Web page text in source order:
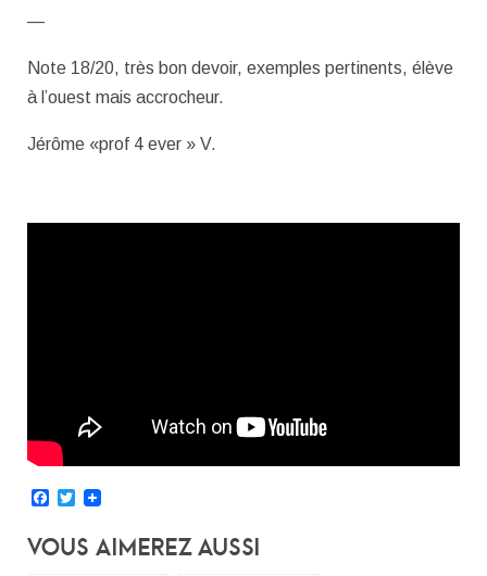
—
Note 18/20, très bon devoir, exemples pertinents, élève
à l’ouest mais accrocheur.
Jérôme «prof 4 ever » V.
Facebook
Twitter
Vous Aimerez Aussi